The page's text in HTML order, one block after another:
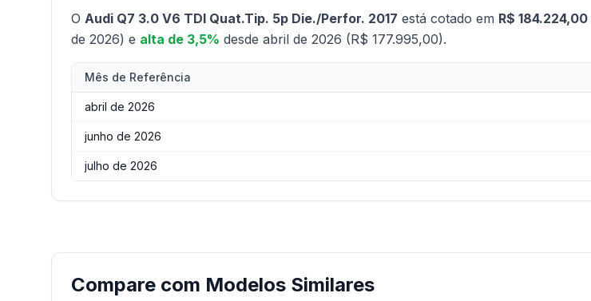
O Audi Q7 3.0 V6 TDI Quat.Tip. 5p Die./Perfor. 2017 está cotado em R$ 184.224,00
de 2026) e alta de 3,5% desde abril de 2026 (R$ 177.995,00).
Mês de Referência
abril de 2026
junho de 2026
julho de 2026
Compare com Modelos Similares